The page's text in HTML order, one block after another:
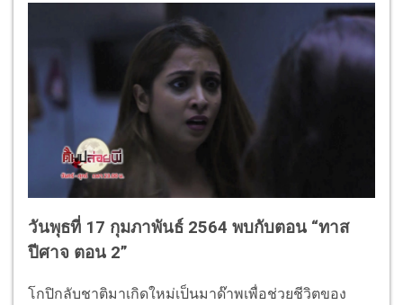
วันพุธที่ 17 กุมภาพันธ์ 2564 พบกับตอน “ทาส
ปีศาจ ตอน 2”
โกปิกลับชาติมาเกิดใหม่เป็นมาด๊าพเพื่อช่วยชีวิตของ